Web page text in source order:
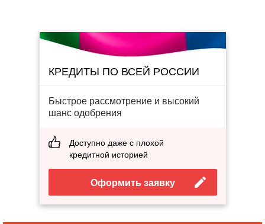
КРЕДИТЫ ПО ВСЕЙ РОССИИ
Быстрое рассмотрение и высокий
шанс одобрения
Доступно даже с плохой
кредитной историей
Оформить заявку